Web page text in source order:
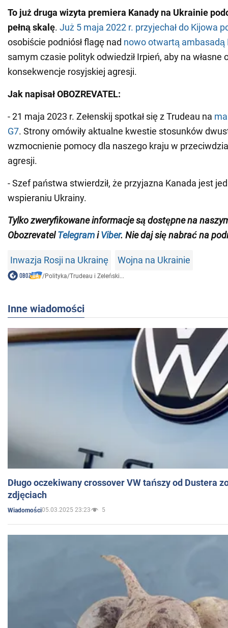
To już druga wizyta premiera Kanady na Ukrainie
pełną skalę. Już 5 maja 2022 r. przyjechał do Kijowa
osobiście podniósł flagę nad nowo otwartą ambasadą
samym czasie polityk odwiedził Irpień, aby na własne
konsekwencje rosyjskiej agresji.
Jak napisał OBOZREVATEL:
- 21 maja 2023 r. Zełenskij spotkał się z Trudeau na
G7. Strony omówiły aktualne kwestie stosunków
wzmocnienie pomocy dla naszego kraju w
agresji.
- Szef państwa stwierdził, że przyjazna Kanada jest
wspieraniu Ukrainy.
Tylko zweryfikowane informacje są dostępne na
ObozrevatelTelegramiViber. Nie daj się nabrać na
Inwazja Rosji na Ukrainę Wojna na Ukrainie
/Polityka/Trudeau i Zeleński...
Inne wiadomości
Długo oczekiwany crossover VW tańszy od Dustera
zdjęciach
Wiadomości05.03.2025 23:23 5